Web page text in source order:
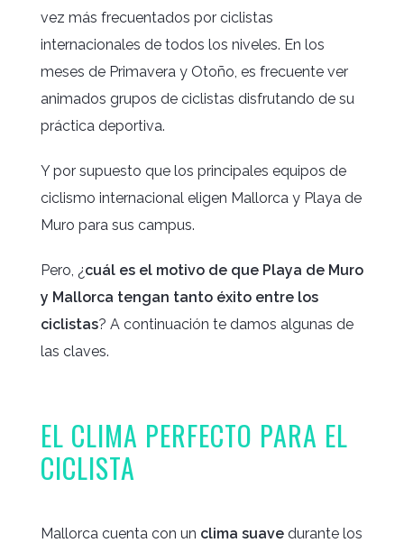
vez más frecuentados por ciclistas
internacionales de todos los niveles. En los
meses de Primavera y Otoño, es frecuente ver
animados grupos de ciclistas disfrutando de su
práctica deportiva.
Y por supuesto que los principales equipos de
ciclismo internacional eligen Mallorca y Playa de
Muro para sus campus.
Pero, ¿cuál es el motivo de que Playa de Muro
y Mallorca tengan tanto éxito entre los
ciclistas? A continuación te damos algunas de
las claves.
EL CLIMA PERFECTO PARA EL
CICLISTA
Mallorca cuenta con un clima suavedurante los